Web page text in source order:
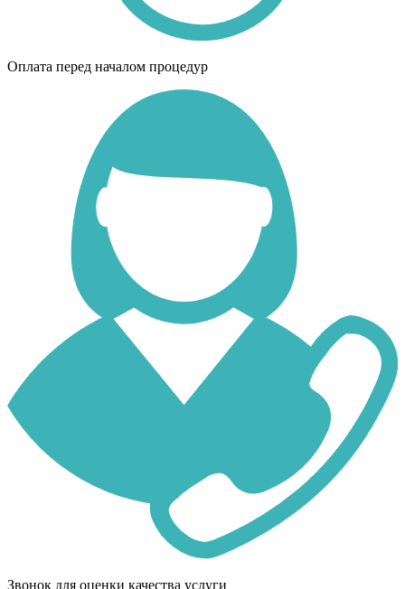
Оплата перед началом процедур
Звонок для оценки качества услуги